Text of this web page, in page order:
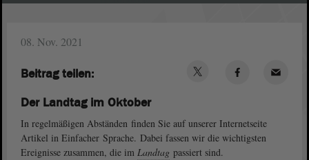
08. Nov. 2021
Der Landtag im Oktober
In regelmäßigen Abständen finden Sie auf unserer Internetseite
Artikel in Einfacher Sprache. Dabei fassen wir die wichtigsten
Ereignisse zusammen, die im Landtag passiert sind.
Beitrag teilen: